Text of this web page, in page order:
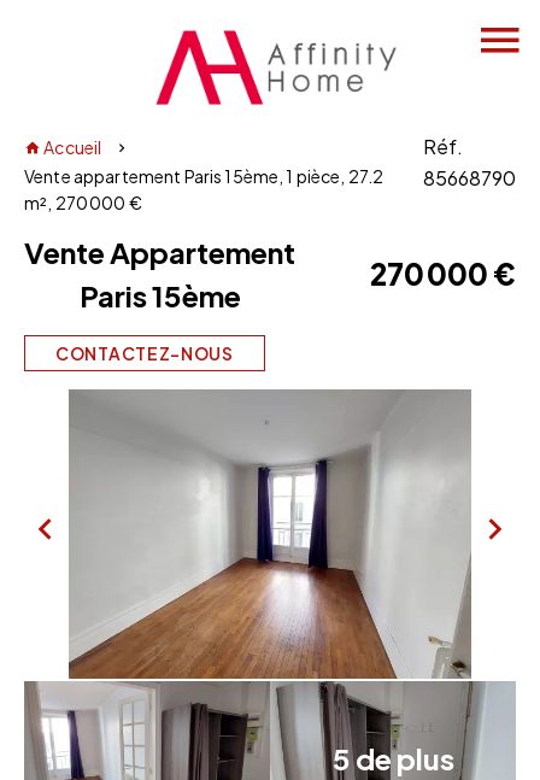
Accueil
Vente appartement Paris 15ème, 1 pièce, 27.2
m², 270 000 €
Réf.
85668790
CONTACTEZ-NOUS
Vente Appartement
Paris 15ème
270 000 €
5 de plus